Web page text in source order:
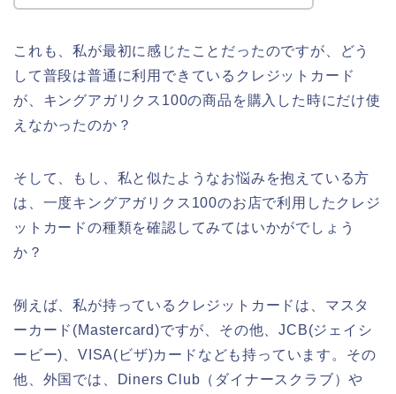
これも、私が最初に感じたことだったのですが、どう
して普段は普通に利用できているクレジットカード
が、キングアガリクス100の商品を購入した時にだけ使
えなかったのか？
そして、もし、私と似たようなお悩みを抱えている方
は、一度キングアガリクス100のお店で利用したクレジ
ットカードの種類を確認してみてはいかがでしょう
か？
例えば、私が持っているクレジットカードは、マスタ
ーカード(Mastercard)ですが、その他、JCB(ジェイシ
ービー)、VISA(ビザ)カードなども持っています。その
他、外国では、Diners Club（ダイナースクラブ）や